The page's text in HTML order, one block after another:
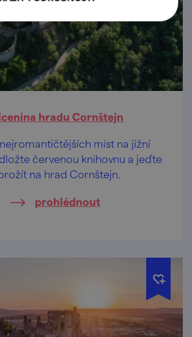
hradu Cornštejn
míst na jižní
červenou knihovnu a jeďte
na hrad Cornštejn.
prohlédnout